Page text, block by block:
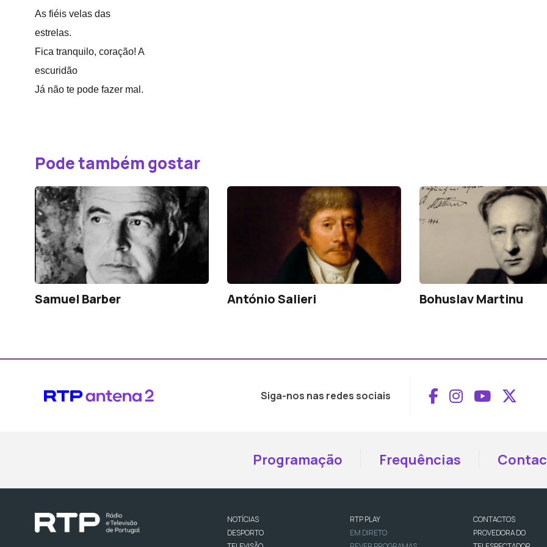
As fiéis velas das
estrelas.
Fica tranquilo, coração! A
escuridão
Já não te pode fazer mal.
Pode também gostar
Samuel Barber António Salieri Bohuslav Martinu
Siga-nos nas redes sociais Aceder ao
Aceder ao
Aceder
Programação Frequências
NOTÍCIAS
DESPORTO
RTP PLAY
EM DIRETO
CONTACTOS
PROVEDORA DO